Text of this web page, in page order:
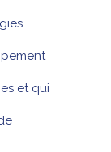
et qui